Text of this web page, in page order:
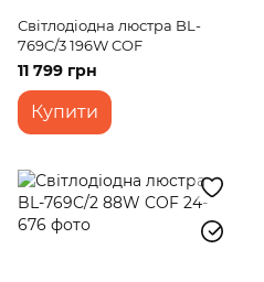
Світлодіодна люстра BL-
769C/3 196W COF
11 799 грн
Купити